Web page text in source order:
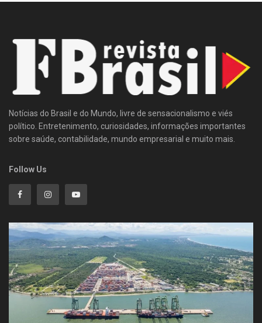
Notícias do Brasil e do Mundo, livre de sensacionalismo e viés
político. Entretenimento, curiosidades, informações importantes
sobre saúde, contabilidade, mundo empresarial e muito mais.
Follow Us